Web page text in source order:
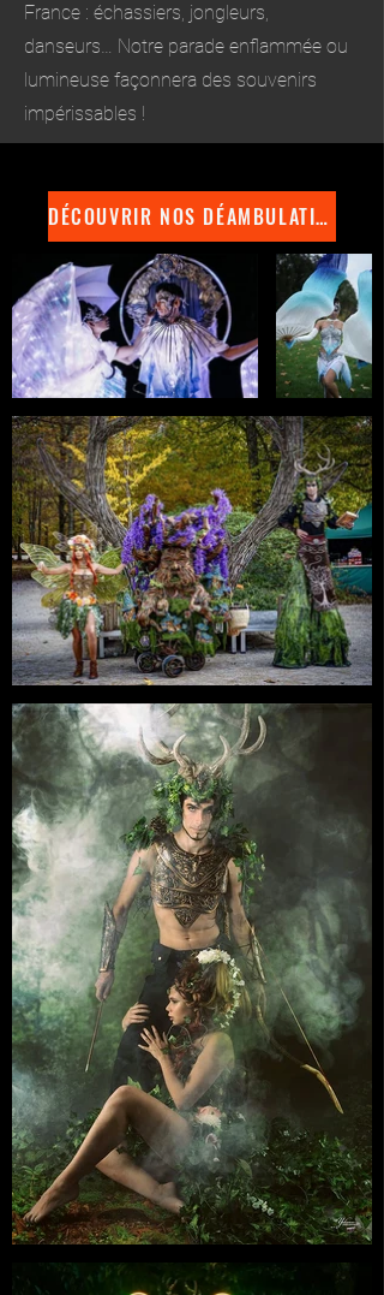
France : échassiers, jongleurs,
danseurs… Notre parade enflammée ou
lumineuse façonnera des souvenirs
impérissables !
DÉCOUVRIR NOS DÉAMBULATIONS